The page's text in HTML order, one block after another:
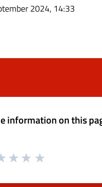
2024, 14:33
information on this